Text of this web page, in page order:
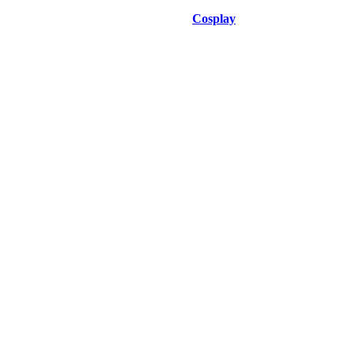
Cosplay